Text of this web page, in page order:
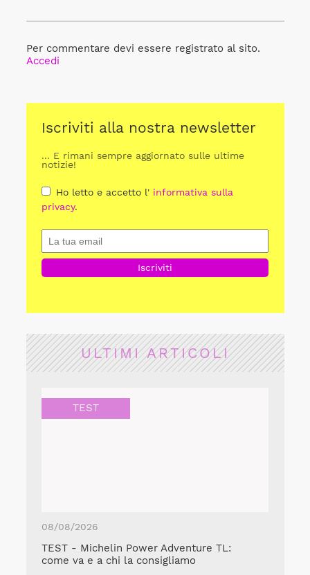
Per commentare devi essere registrato al sito.
Accedi
Iscriviti alla nostra newsletter
... E rimani sempre aggiornato sulle ultime
notizie!
Ho letto e accetto l' informativa sulla
privacy.
ULTIMI ARTICOLI
TEST
08/08/2026
TEST - Michelin Power Adventure TL:
come va e a chi la consigliamo